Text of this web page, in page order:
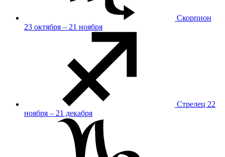
Скорпион
23 октября – 21 ноября
Стрелец 22
ноября – 21 декабря